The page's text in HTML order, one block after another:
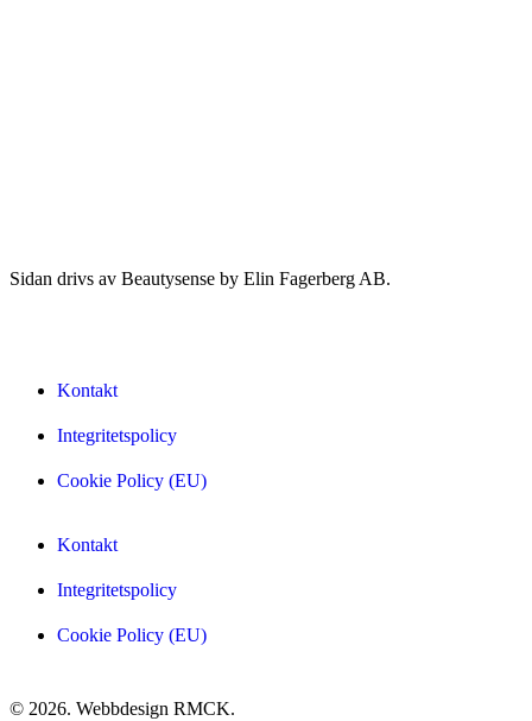
Sidan drivs av Beautysense by Elin Fagerberg AB.
Kontakt
Integritetspolicy
Cookie Policy (EU)
Kontakt
Integritetspolicy
Cookie Policy (EU)
© 2026. Webbdesign RMCK.